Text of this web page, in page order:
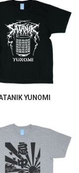
YUNOMI